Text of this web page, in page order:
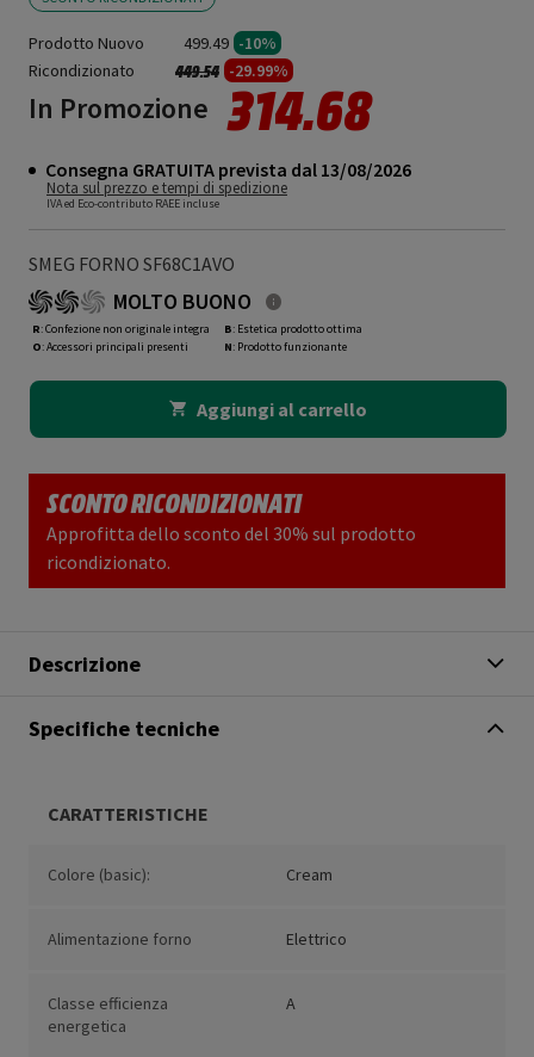
Prodotto Nuovo 499.49 -10%
Ricondizionato
Prezzo ridotto da
449.54a -29.99%
In Promozione 314.68
Consegna GRATUITA prevista dal 13/08/2026
Nota sul prezzo e tempi di spedizione
IVA ed Eco-contributo RAEE incluse
SMEG FORNO SF68C1AVO
MOLTO BUONO
R: Confezione non originale integra
O: Accessori principali presenti
B: Estetica prodotto ottima
N: Prodotto funzionante
Aggiungi al carrello
SCONTO RICONDIZIONATI
Approfitta dello sconto del 30% sul prodotto
ricondizionato.
Descrizione
Specifiche tecniche
CARATTERISTICHE
Colore (basic): Cream
Alimentazione forno Elettrico
Classe efficienza
energetica
A